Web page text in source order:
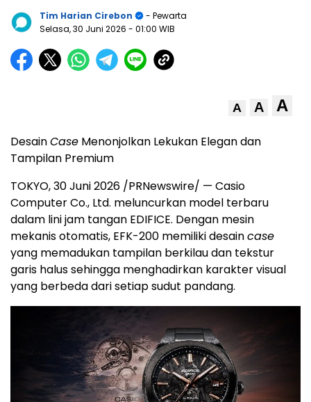
Tim Harian Cirebon
- Pewarta
Selasa, 30 Juni 2026 - 01:00 WIB
A A A
DesainCase Menonjolkan Lekukan Elegan dan
Tampilan Premium
TOKYO,30 Juni 2026 /PRNewswire/ — Casio
Computer Co., Ltd. meluncurkan model terbaru
dalam lini jam tangan EDIFICE. Dengan mesin
mekanis otomatis, EFK-200 memiliki desaincase
yang memadukan tampilan berkilau dan tekstur
garis halus sehingga menghadirkan karakter visual
yang berbeda dari setiap sudut pandang.